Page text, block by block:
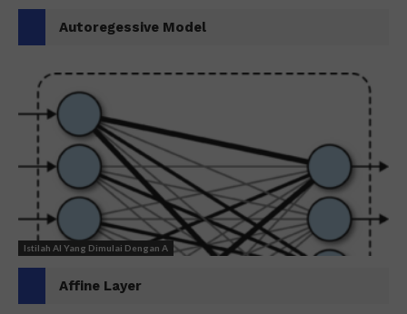
Autoregessive Model
Istilah AI Yang Dimulai Dengan A
Affine Layer